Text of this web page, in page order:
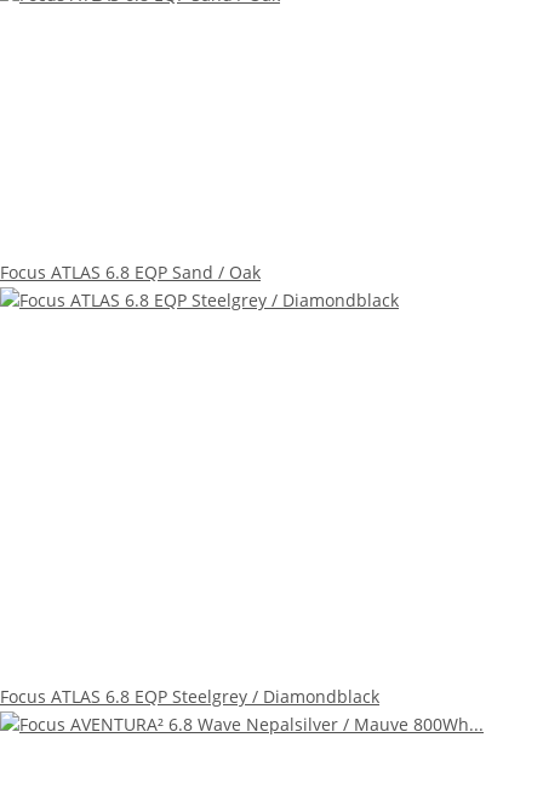
Focus ATLAS 6.8 EQP Sand / Oak
Focus ATLAS 6.8 EQP Steelgrey / Diamondblack